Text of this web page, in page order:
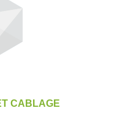
CABLAGE